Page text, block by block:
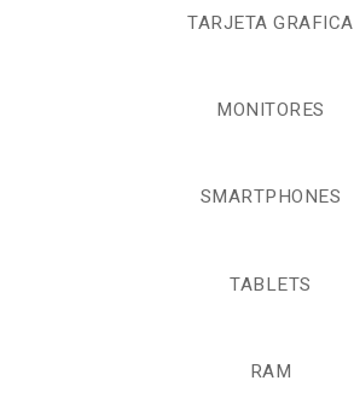
TARJETA GRAFICA
MONITORES
SMARTPHONES
TABLETS
RAM